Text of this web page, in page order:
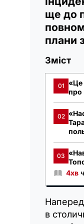
ще до
плани
Зміст
01 «Це
про
02
03
4хв
в